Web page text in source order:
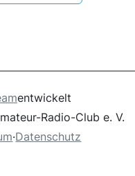
entwickelt
Radio-Club e. V.
·Datenschutz